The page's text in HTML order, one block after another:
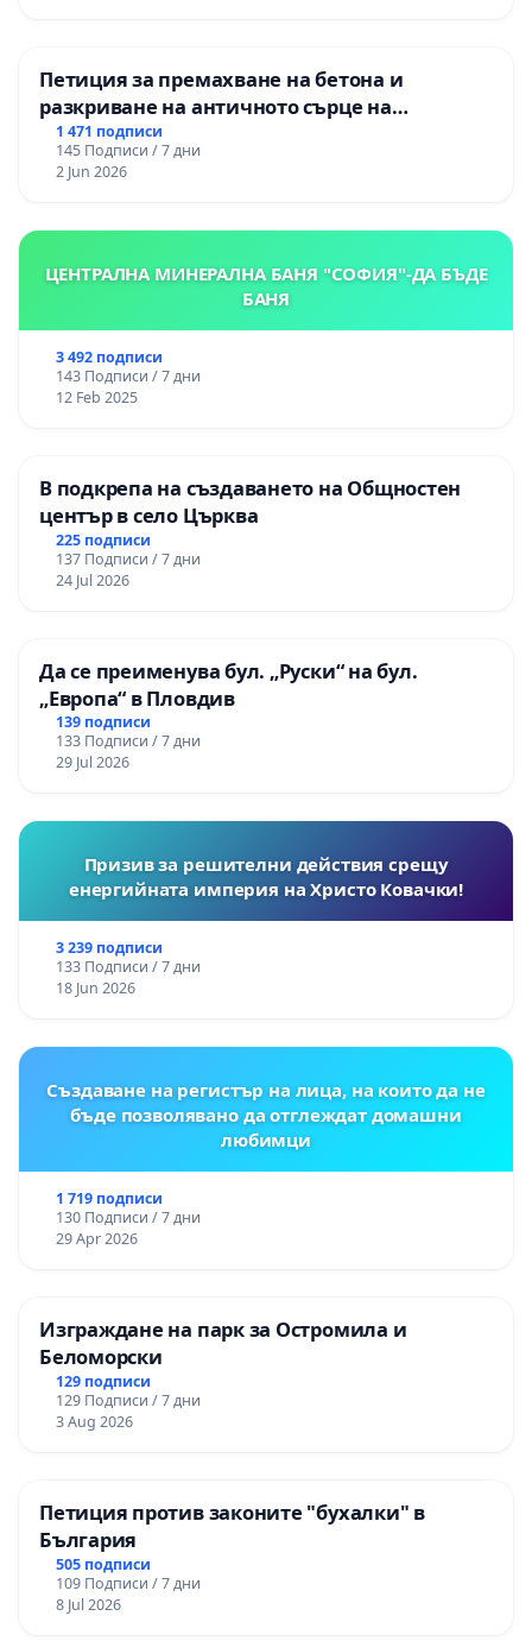
Петиция за премахване на бетона и
разкриване на античното сърце на
Могиланската могила във Враца
1 471 подписи
145 Подписи / 7 дни
2 Jun 2026
ЦЕНТРАЛНА МИНЕРАЛНА БАНЯ "СОФИЯ"-ДА БЪДЕ
БАНЯ
3 492 подписи
143 Подписи / 7 дни
12 Feb 2025
В подкрепа на създаването на Общностен
център в село Църква
225 подписи
137 Подписи / 7 дни
24 Jul 2026
Да се преименува бул. „Руски“ на бул.
„Европа“ в Пловдив
139 подписи
133 Подписи / 7 дни
29 Jul 2026
Призив за решителни действия срещу
енергийната империя на Христо Ковачки!
3 239 подписи
133 Подписи / 7 дни
18 Jun 2026
Създаване на регистър на лица, на които да не
бъде позволявано да отглеждат домашни
любимци
1 719 подписи
130 Подписи / 7 дни
29 Apr 2026
Изграждане на парк за Остромила и
Беломорски
129 подписи
129 Подписи / 7 дни
3 Aug 2026
Петиция против законите "бухалки" в
България
505 подписи
109 Подписи / 7 дни
8 Jul 2026